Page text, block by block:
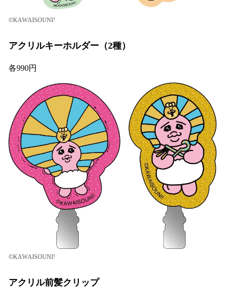
©KAWAISOUNI!
アクリルキーホルダー（2種）
各990円
©KAWAISOUNI!
アクリル前髪クリップ